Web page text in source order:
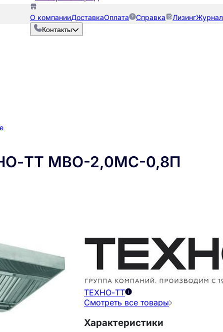
О компанииДоставкаОплата Справка ЛизингЖурнал
Контакты
ТТ МВО-2,0МС-0,8П
ТЕХНО-ТТ
Смотреть все товары
Характеристики